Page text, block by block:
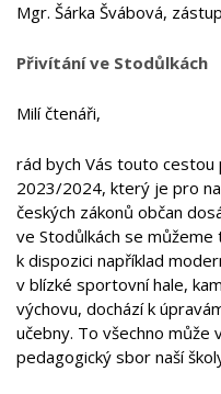
Mgr. Šárka Švábová,
Přivítání ve Stodůlkách
Milí čtenáři,
rád bych Vás touto cestou
2023/2024, který je pro
českých zákonů občan
ve Stodůlkách se
k dispozici například
v blízké sportovní hale,
výchovu, dochází k
učebny. To všechno může
pedagogický sbor naší